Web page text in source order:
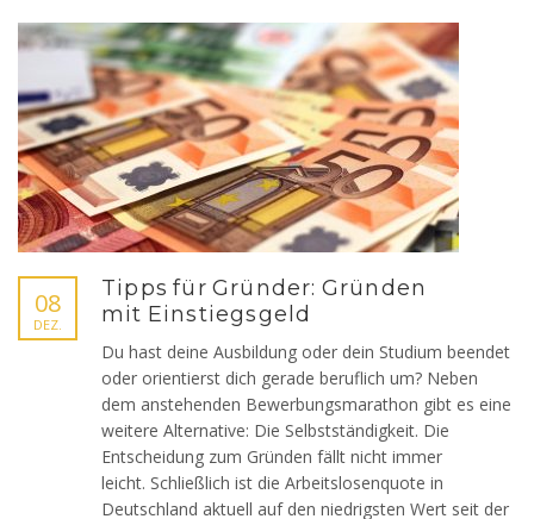
08
DEZ.
Tipps für Gründer: Gründen
mit Einstiegsgeld
Du hast deine Ausbildung oder dein Studium beendet
oder orientierst dich gerade beruflich um? Neben
dem anstehenden Bewerbungsmarathon gibt es eine
weitere Alternative: Die Selbstständigkeit. Die
Entscheidung zum Gründen fällt nicht immer
leicht. Schließlich ist die Arbeitslosenquote in
Deutschland aktuell auf den niedrigsten Wert seit der